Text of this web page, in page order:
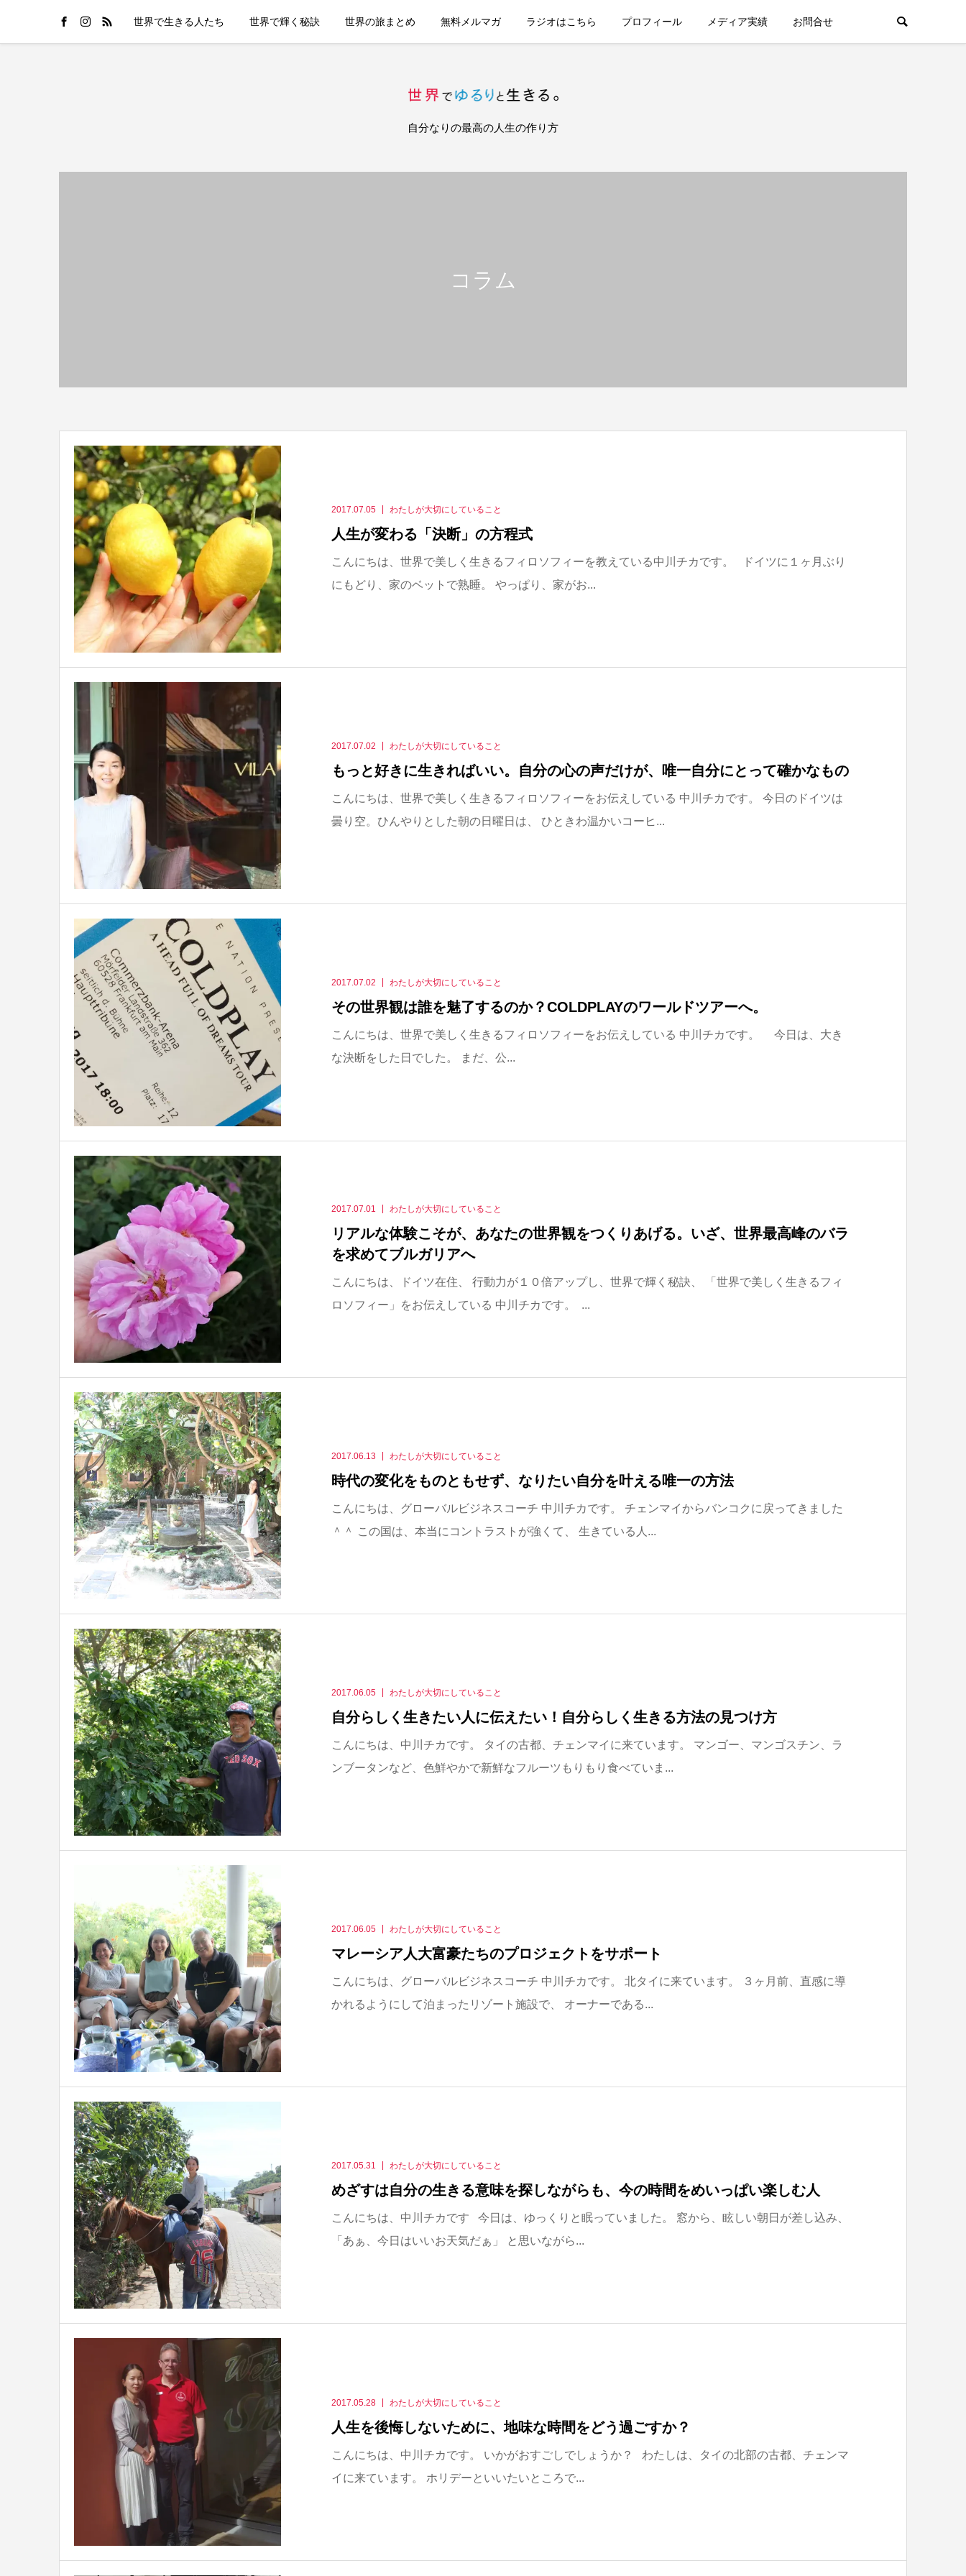
世界で生きる人たち 世界で輝く秘訣 世界の旅まとめ 無料メルマガ ラジオはこちら プロフィール メディア実績 お問合せ
自分なりの最高の人生の作り方
コラム
2017.07.05 わたしが大切にしていること
人生が変わる「決断」の方程式
こんにちは、世界で美しく生きるフィロソフィーを教えている中川チカです。 ドイツに１ヶ月ぶり
にもどり、家のベットで熟睡。 やっぱり、家がお...
2017.07.02 わたしが大切にしていること
もっと好きに生きればいい。自分の心の声だけが、唯一自分にとって確かなもの
こんにちは、世界で美しく生きるフィロソフィーをお伝えしている 中川チカです。 今日のドイツは
曇り空。ひんやりとした朝の日曜日は、 ひときわ温かいコーヒ...
2017.07.02 わたしが大切にしていること
その世界観は誰を魅了するのか？COLDPLAYのワールドツアーへ。
こんにちは、世界で美しく生きるフィロソフィーをお伝えしている 中川チカです。 今日は、大き
な決断をした日でした。 まだ、公...
2017.07.01 わたしが大切にしていること
リアルな体験こそが、あなたの世界観をつくりあげる。いざ、世界最高峰のバラ
を求めてブルガリアへ
こんにちは、ドイツ在住、 行動力が１０倍アップし、世界で輝く秘訣、 「世界で美しく生きるフィ
ロソフィー」をお伝えしている 中川チカです。 ...
2017.06.13 わたしが大切にしていること
時代の変化をものともせず、なりたい自分を叶える唯一の方法
こんにちは、グローバルビジネスコーチ 中川チカです。 チェンマイからバンコクに戻ってきました
＾＾ この国は、本当にコントラストが強くて、 生きている人...
2017.06.05 わたしが大切にしていること
自分らしく生きたい人に伝えたい！自分らしく生きる方法の見つけ方
こんにちは、中川チカです。 タイの古都、チェンマイに来ています。 マンゴー、マンゴスチン、ラ
ンブータンなど、色鮮やかで新鮮なフルーツもりもり食べていま...
2017.06.05 わたしが大切にしていること
マレーシア人大富豪たちのプロジェクトをサポート
こんにちは、グローバルビジネスコーチ 中川チカです。 北タイに来ています。 ３ヶ月前、直感に導
かれるようにして泊まったリゾート施設で、 オーナーである...
2017.05.31 わたしが大切にしていること
めざすは自分の生きる意味を探しながらも、今の時間をめいっぱい楽しむ人
こんにちは、中川チカです 今日は、ゆっくりと眠っていました。 窓から、眩しい朝日が差し込み、
「あぁ、今日はいいお天気だぁ」 と思いながら...
2017.05.28 わたしが大切にしていること
人生を後悔しないために、地味な時間をどう過ごすか？
こんにちは、中川チカです。 いかがおすごしでしょうか？ わたしは、タイの北部の古都、チェンマ
イに来ています。 ホリデーといいたいところで...